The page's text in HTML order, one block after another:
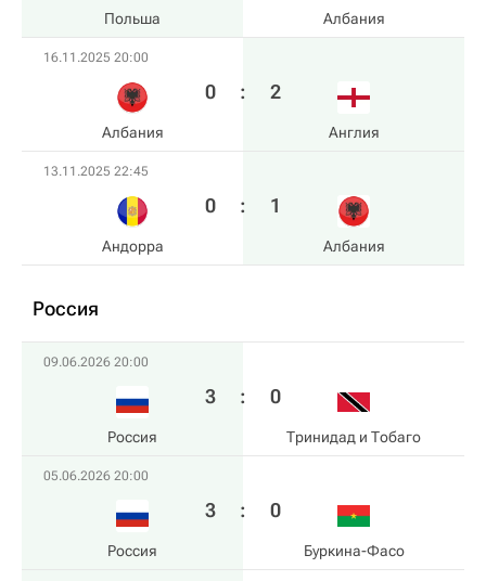
Польша Албания
16.11.2025 20:00
Албания
0 : 2
Англия
13.11.2025 22:45
Андорра
0 : 1
Албания
Россия
09.06.2026 20:00
Россия
3 : 0
Тринидад и Тобаго
05.06.2026 20:00
Россия
3 : 0
Буркина-Фасо